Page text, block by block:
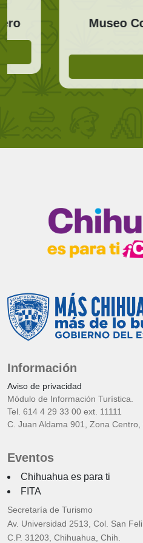
Museo
Información
Aviso de privacidad
Módulo de Información Turística.
Tel. 614 4 29 33 00 ext. 11111
C. Juan Aldama 901, Zona Centro,
Eventos
Chihuahua es para ti
FITA
Secretaría de Turismo
Av. Universidad 2513, Col. San
C.P. 31203, Chihuahua, Chih.